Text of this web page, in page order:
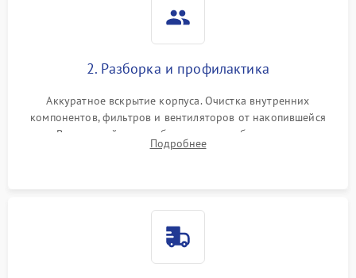
2. Разборка и профилактика
Аккуратное вскрытие корпуса. Очистка внутренних
компонентов, фильтров и вентиляторов от накопившейся
пыли. Визуальный осмотр блока питания, балласта лампы и
материнской платы на наличие прогаров или вздутых
Подробнее